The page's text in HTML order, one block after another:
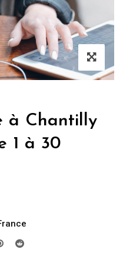
à Chantilly
1 à 30